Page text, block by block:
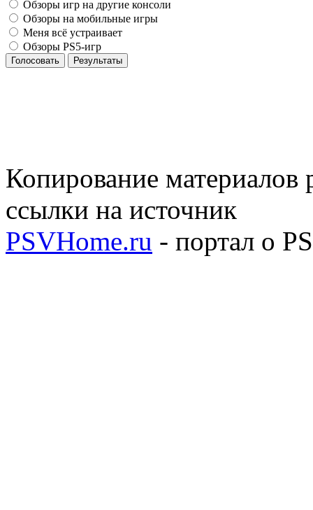
Обзоры игр на другие консоли
Обзоры на мобильные игры
Меня всё устраивает
Обзоры PS5-игр
Голосовать Результаты
Копирование материалов
ссылки на источник
PSVHome.ru - портал о